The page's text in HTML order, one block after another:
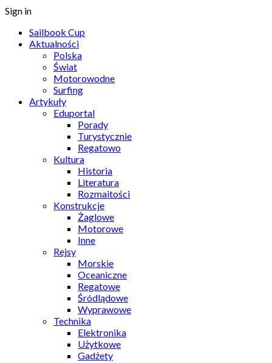
Sign in
Sailbook Cup
Aktualności
Polska
Świat
Motorowodne
Surfing
Artykuły
Eduportal
Porady
Turystycznie
Regatowo
Kultura
Historia
Literatura
Rozmaitości
Konstrukcje
Żaglowe
Motorowe
Inne
Rejsy
Morskie
Oceaniczne
Regatowe
Śródlądowe
Wyprawowe
Technika
Elektronika
Użytkowe
Gadżety